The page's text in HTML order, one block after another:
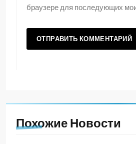
браузере для последующих
Похожие Новости